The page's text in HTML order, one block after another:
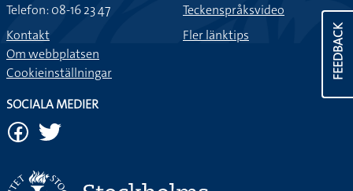
FEEDBACK
Telefon: 08-16 23 47
Kontakt
Om webbplatsen
Cookieinställningar
Teckenspråksvideo
Fler länktips
SOCIALA MEDIER